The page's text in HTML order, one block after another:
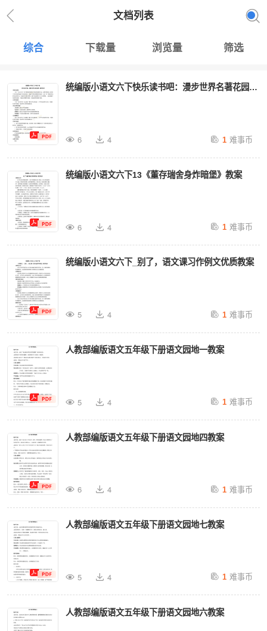
文档列表
综合 下载量 浏览量 筛选
统编版小语文六下快乐读书吧：漫步世界名著花园优
6 4 1 难事币
统编版小语文六下13《董存瑞舍身炸暗堡》教案
6 4 1 难事币
统编版小语文六下_别了，语文课习作例文优质教案
5 4 1 难事币
人教部编版语文五年级下册语文园地一教案
5 4 1 难事币
人教部编版语文五年级下册语文园地四教案
6 4 1 难事币
人教部编版语文五年级下册语文园地七教案
5 4 1 难事币
人教部编版语文五年级下册语文园地六教案